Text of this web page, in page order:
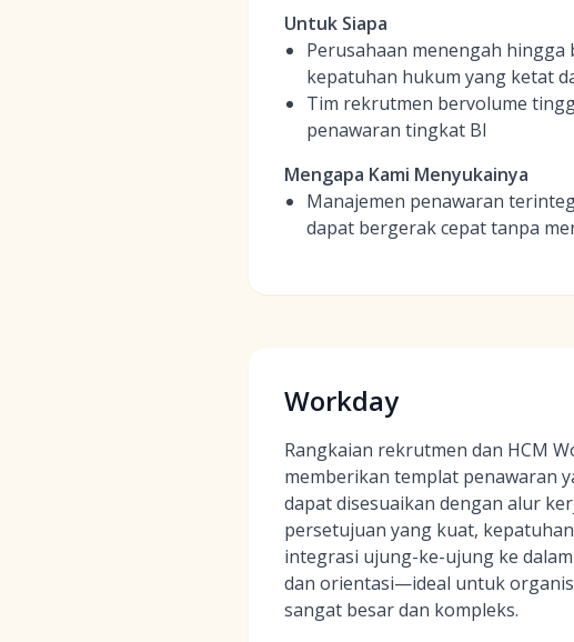
Untuk Siapa
Perusahaan menengah hingga
kepatuhan hukum yang ketat
Tim rekrutmen bervolume
penawaran tingkat BI
Mengapa Kami Menyukainya
Manajemen penawaran
dapat bergerak cepat tanpa
Workday
Rangkaian rekrutmen dan HCM
memberikan templat penawaran
dapat disesuaikan dengan alur
persetujuan yang kuat,
integrasi ujung-ke-ujung ke
dan orientasi—ideal untuk
sangat besar dan kompleks.